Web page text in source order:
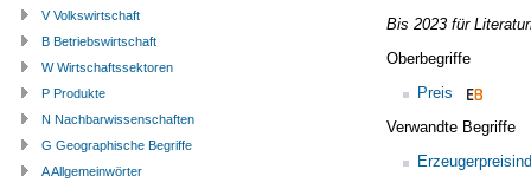
Bis 2023 für
Oberbegriffe
Preis
Verwandte Begriffe
V Volkswirtschaft
B Betriebswirtschaft
W Wirtschaftssektoren
P Produkte
N Nachbarwissenschaften
G Geographische Begriffe
A Allgemeinwörter